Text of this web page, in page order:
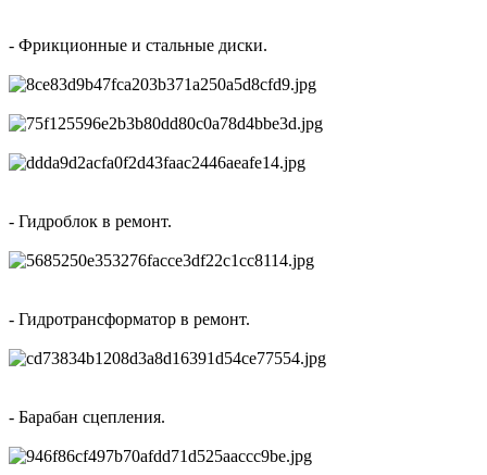
- Фрикционные и стальные диски.
- Гидроблок в ремонт.
- Гидротрансформатор в ремонт.
- Барабан сцепления.